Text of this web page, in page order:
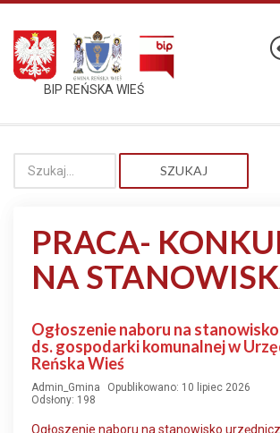
BIP REŃSKA WIEŚ
SZUKAJ
PRACA-
NA
Ogłoszenie naboru na
ds. gospodarki komunalnej w
Reńska Wieś
Admin_Gmina
Opublikowano: 10 lipiec 2026
Odsłony: 198
Ogłoszenie naboru na stanowisko